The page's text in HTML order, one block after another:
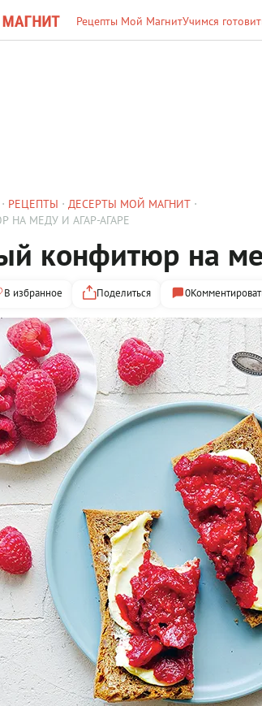
Рецепты Мой МагнитУчимся
РЕЦЕПТЫ
ДЕСЕРТЫ МОЙ МАГНИТ
МЕДУ И АГАР-АГАРЕ
конфитюр на
В избранное Поделиться 0